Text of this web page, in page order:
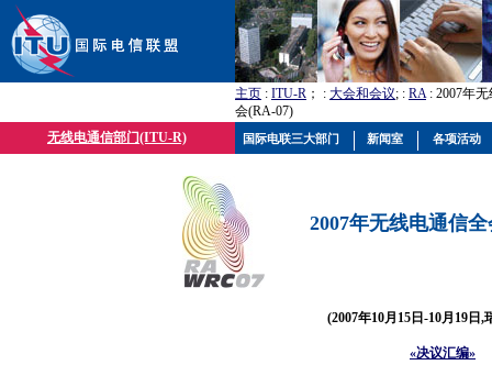
主页 : ITU-R ； : 大会和会议; : RA: 2007年
会(RA-07)
无线电通信部门(ITU-R)
2007年无线电通信
(2007年10月15日-10月19日,
«决议汇编»
国际电联三大部门 新闻室 各项活动